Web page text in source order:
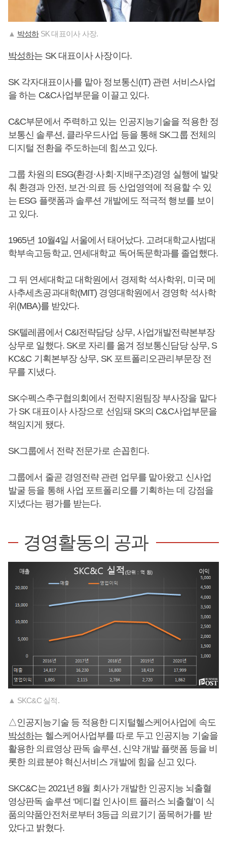
▲ 박성하SK 대표이사 사장.
박성하는 SK 대표이사 사장이다.
SK 각자대표이사를 맡아 정보통신(IT) 관련 서비스사업
을 하는 C&C사업부문을 이끌고 있다.
C&C부문에서 주력하고 있는 인공지능기술을 적용한 정
보통신 솔루션, 클라우드사업 등을 통해 SK그룹 전체의
디지털 전환을 주도하는데 힘쓰고 있다.
그룹 차원의 ESG(환경·사회·지배구조)경영 실행에 발맞
춰 환경과 안전, 보건·의료 등 산업영역에 적용할 수 있
는 ESG 플랫폼과 솔루션 개발에도 적극적 행보를 보이
고 있다.
1965년 10월4일 서울에서 태어났다. 고려대학교사범대
학부속고등학교, 연세대학교 독어독문학과를 졸업했다.
그 뒤 연세대학교 대학원에서 경제학 석사학위, 미국 메
사추세츠공과대학(MIT) 경영대학원에서 경영학 석사학
위(MBA)를 받았다.
SK텔레콤에서 C&I전략담당 상무, 사업개발전략본부장
상무로 일했다. SK로 자리를 옮겨 정보통신담당 상무, S
KC&C 기획본부장 상무, SK 포트폴리오관리부문장 전
무를 지냈다.
SK수펙스추구협의회에서 전략지원팀장 부사장을 맡다
가 SK 대표이사 사장으로 선임돼 SK의 C&C사업부문을
책임지게 됐다.
SK그룹에서 전략 전문가로 손꼽힌다.
그룹에서 줄곧 경영전략 관련 업무를 맡아왔고 신사업
발굴 등을 통해 사업 포트폴리오를 기획하는 데 강점을
지녔다는 평가를 받는다.
경영활동의 공과
▲ SKC&C 실적.
△인공지능기술 등 적용한 디지털헬스케어사업에 속도
박성하는 헬스케어사업부를 따로 두고 인공지능 기술을
활용한 의료영상 판독 솔루션, 신약 개발 플랫폼 등을 비
롯한 의료분야 혁신서비스 개발에 힘을 싣고 있다.
SKC&C는 2021년 8월 회사가 개발한 인공지능 뇌출혈
영상판독 솔루션 ‘메디컬 인사이트 플러스 뇌출혈’이 식
품의약품안전처로부터 3등급 의료기기 품목허가를 받
았다고 밝혔다.